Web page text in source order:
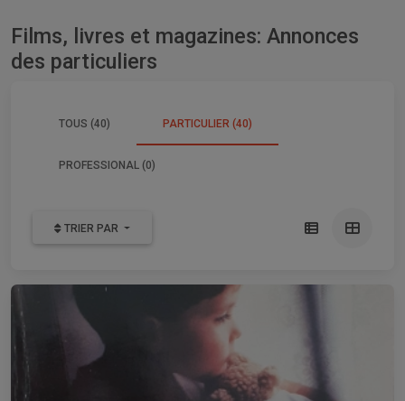
Films, livres et magazines: Annonces
des particuliers
TOUS (40) PARTICULIER (40)
PROFESSIONAL (0)
TRIER PAR